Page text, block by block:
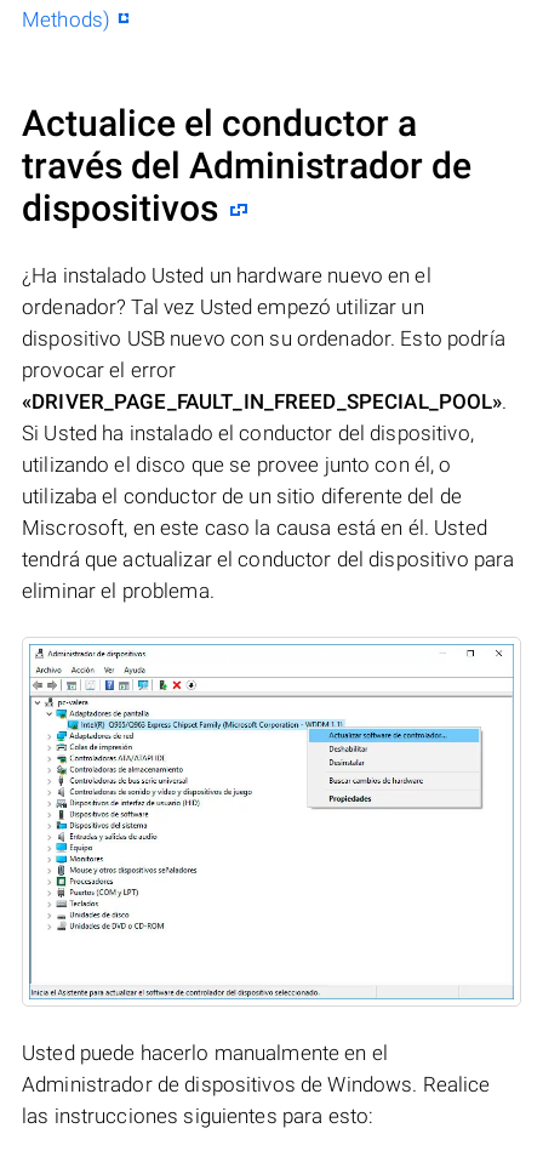
Methods)
Actualice el conductor a
través del Administrador de
dispositivos
¿Ha instalado Usted un hardware nuevo en el
ordenador? Tal vez Usted empezó utilizar un
dispositivo USB nuevo con su ordenador. Esto podría
provocar el error
«DRIVER_PAGE_FAULT_IN_FREED_SPECIAL_POOL».
Si Usted ha instalado el conductor del dispositivo,
utilizando el disco que se provee junto con él, o
utilizaba el conductor de un sitio diferente del de
Miscrosoft, en este caso la causa está en él. Usted
tendrá que actualizar el conductor del dispositivo para
eliminar el problema.
Usted puede hacerlo manualmente en el
Administrador de dispositivos de Windows. Realice
las instrucciones siguientes para esto: